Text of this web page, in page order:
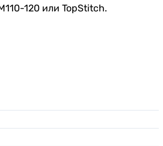
120 или TopStitch.